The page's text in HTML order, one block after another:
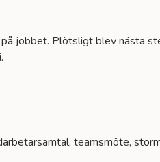
jobbet. Plötsligt blev nästa
teamsmöte,